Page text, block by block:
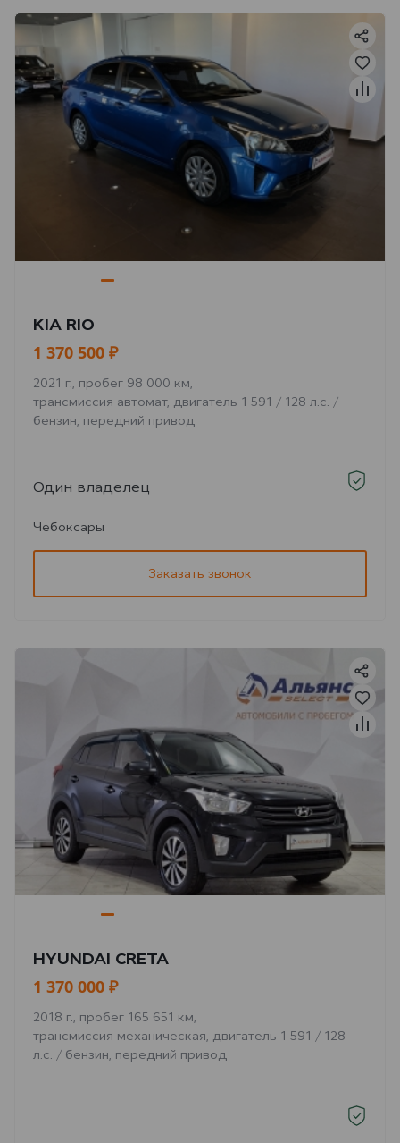
KIA RIO
1 370 500 ₽
2021 г., пробег 98 000 км,
трансмиссия автомат, двигатель 1 591 / 128 л.с. /
бензин, передний привод
Один владелец
Чебоксары
Заказать звонок
HYUNDAI CRETA
1 370 000 ₽
2018 г., пробег 165 651 км,
трансмиссия механическая, двигатель 1 591 / 128
л.с. / бензин, передний привод